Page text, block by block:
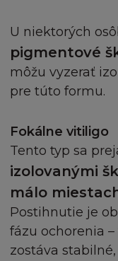
U niektorých
pigmentové
môžu vyzerať
pre túto formu.
Fokálne vitiligo
Tento typ sa
izolovanými
málo
Postihnutie je
fázu ochorenia
zostáva
informována o
ustanovení
dotčena.
MÍSTNÍ
Stránka není
důvodu není
zpřístupnění
přístup
Firma L´Oréal
jsou vhodné k
místními